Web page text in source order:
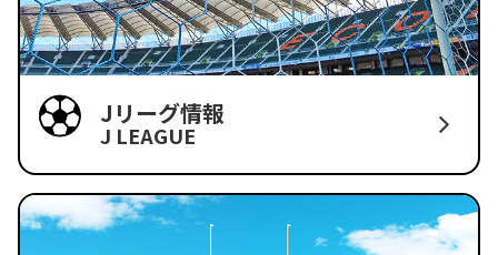
Jリーグ情報
J LEAGUE